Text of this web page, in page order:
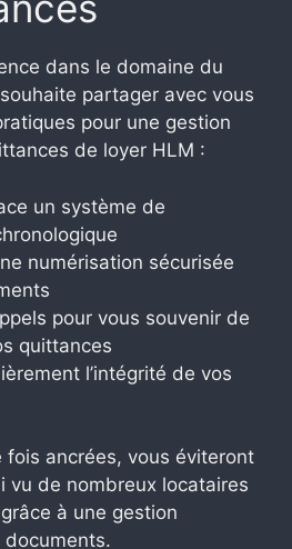
dans le domaine du
partager avec vous
pour une gestion
de loyer HLM :
un système de
numérisation sécurisée
pour vous souvenir de
quittances
l’intégrité de vos
fois ancrées, vous éviteront
vu de nombreux locataires
à une gestion
documents.